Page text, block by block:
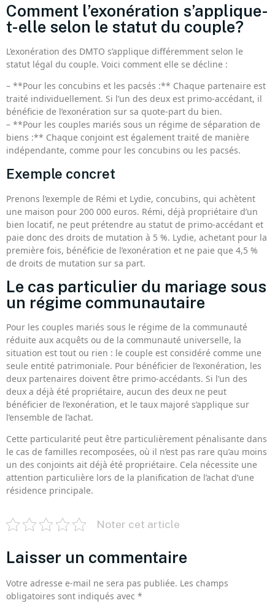
Comment l’exonération s’applique-
t-elle selon le statut du couple?
L’exonération des DMTO s’applique différemment selon le
statut légal du couple. Voici comment elle se décline :
– **Pour les concubins et les pacsés :** Chaque partenaire est
traité individuellement. Si l’un des deux est primo-accédant, il
bénéficie de l’exonération sur sa quote-part du bien.
– **Pour les couples mariés sous un régime de séparation de
biens :** Chaque conjoint est également traité de manière
indépendante, comme pour les concubins ou les pacsés.
Exemple concret
Prenons l’exemple de Rémi et Lydie, concubins, qui achètent
une maison pour 200 000 euros. Rémi, déjà propriétaire d’un
bien locatif, ne peut prétendre au statut de primo-accédant et
paie donc des droits de mutation à 5 %. Lydie, achetant pour la
première fois, bénéficie de l’exonération et ne paie que 4,5 %
de droits de mutation sur sa part.
Le cas particulier du mariage sous
un régime communautaire
Pour les couples mariés sous le régime de la communauté
réduite aux acquêts ou de la communauté universelle, la
situation est tout ou rien : le couple est considéré comme une
seule entité patrimoniale. Pour bénéficier de l’exonération, les
deux partenaires doivent être primo-accédants. Si l’un des
deux a déjà été propriétaire, aucun des deux ne peut
bénéficier de l’exonération, et le taux majoré s’applique sur
l’ensemble de l’achat.
Cette particularité peut être particulièrement pénalisante dans
le cas de familles recomposées, où il n’est pas rare qu’au moins
un des conjoints ait déjà été propriétaire. Cela nécessite une
attention particulière lors de la planification de l’achat d’une
résidence principale.
Noter cet article
Laisser un commentaire
Votre adresse e-mail ne sera pas publiée. Les champs
obligatoires sont indiqués avec *